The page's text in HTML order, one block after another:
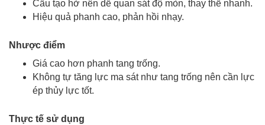
Cấu tạo hở nên dễ quan sát độ mòn, thay thế nhanh.
Hiệu quả phanh cao, phản hồi nhạy.
Nhược điểm
Giá cao hơn phanh tang trống.
Không tự tăng lực ma sát như tang trống nên cần lực
ép thủy lực tốt.
Thực tế sử dụng